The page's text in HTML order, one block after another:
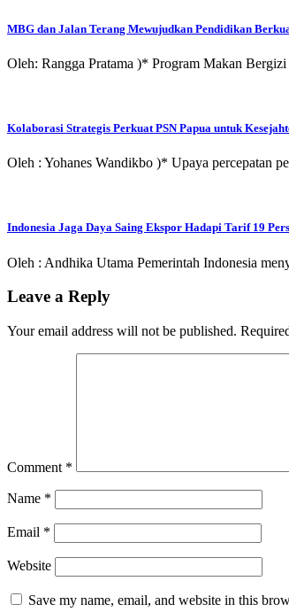
MBG dan Jalan Terang Mewujudkan Pendidikan
Oleh: Rangga Pratama )* Program Makan
Kolaborasi Strategis Perkuat PSN Papua untuk
Oleh : Yohanes Wandikbo )* Upaya percepatan
Indonesia Jaga Daya Saing Ekspor Hadapi Tarif 19
Oleh : Andhika Utama Pemerintah Indonesia
Leave a Reply
Your email address will not be published.
Comment *
Name *
Email *
Website
Save my name, email, and website in this